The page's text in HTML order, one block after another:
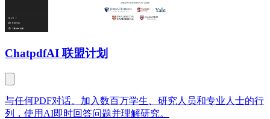
ChatpdfAI 联盟计划
与任何PDF对话。加入数百万学生、研究人员和专业人士的行
列，使用AI即时回答问题并理解研究。